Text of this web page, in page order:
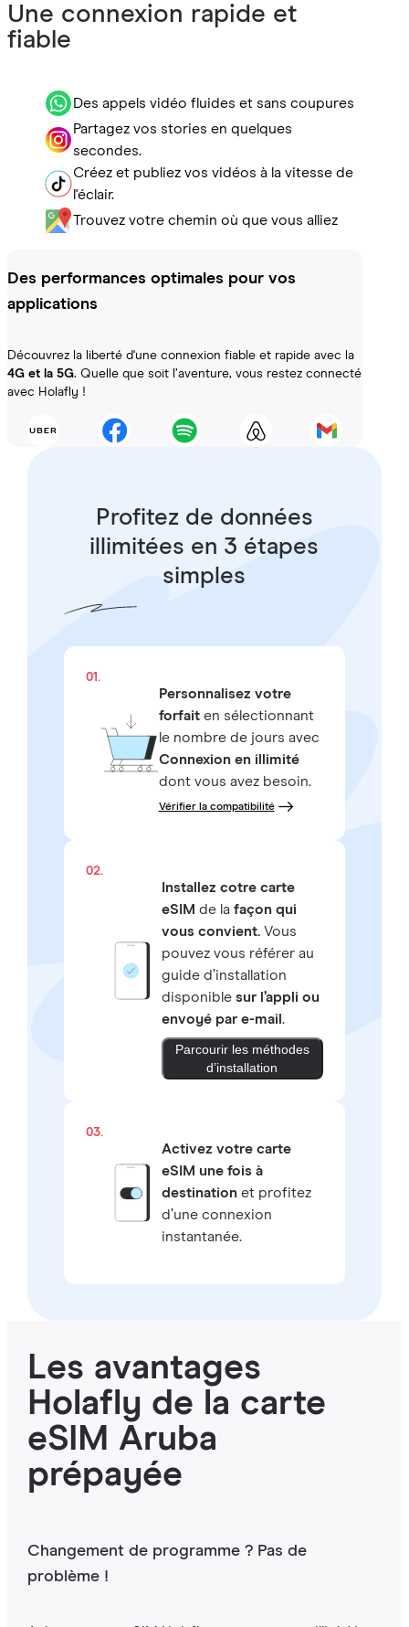
Une connexion rapide et
fiable
Des appels vidéo fluides et sans coupures
Partagez vos stories en quelques
secondes.
Créez et publiez vos vidéos à la vitesse de
l'éclair.
Trouvez votre chemin où que vous alliez
Des performances optimales pour vos
applications
Découvrez la liberté d'une connexion fiable et rapide avec la
4G et la 5G. Quelle que soit l’aventure, vous restez connecté
avec Holafly !
Profitez de données
illimitées en 3 étapes
simples
01.
Personnalisez votre
forfaiten sélectionnant
le nombre de jours avec
Connexion en illimité
dont vous avez besoin.
Vérifier la compatibilité
02.
Installez cotre carte
eSIM de la façon qui
vous convient.Vous
pouvez vous référer au
guide d’installation
disponible sur l’appli ou
envoyé par e-mail .
Parcourir les méthodes
d’installation
03.
Activez votre carte
eSIM une fois à
destinationet profitez
d’une connexion
instantanée.
Les avantages
Holafly de la carte
eSIM Aruba
prépayée
Changement de programme ? Pas de
problème !